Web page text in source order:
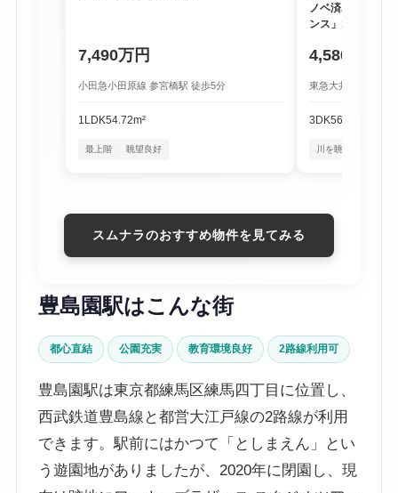
7,490万円
小田急小田原線 参宮橋駅 徒歩5分
1LDK54.72m²
最上階 眺望良好
ノベ済み物件「
ンス」1階
4,580万円
東急大井町線 尾山
3DK56.16m²
川を眺める暮らし
スムナラのおすすめ物件を見てみる
豊島園駅はこんな街
都心直結 公園充実 教育環境良好 2路線利用可
豊島園駅は東京都練馬区練馬四丁目に位置し、
西武鉄道豊島線と都営大江戸線の2路線が利用
できます。駅前にはかつて「としまえん」とい
う遊園地がありましたが、2020年に閉園し、現